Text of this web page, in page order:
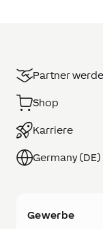
Partner
Shop
Karriere
Germany (DE)
Gewerbe